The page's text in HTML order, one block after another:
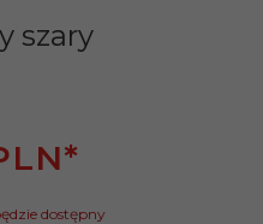
szary
dostępny